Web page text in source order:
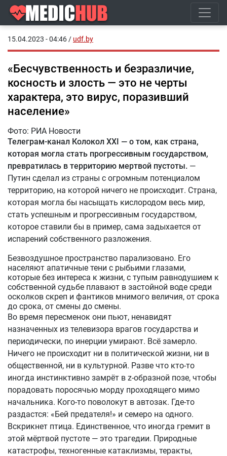
15.04.2023 - 04:46 / udf.by
«Бесчувственность и безразличие,
косность и злость — это не черты
характера, это вирус, поразивший
население»
Фото: РИА Новости
Телеграм-канал Колокол XXI — о том, как страна,
которая могла стать прогрессивным государством,
превратилась в территорию мертвой пустоты. —
Путин сделал из страны с огромным потенциалом
территорию, на которой ничего не происходит. Страна,
которая могла бы насыщать кислородом весь мир,
стать успешным и прогрессивным государством,
которое ставили бы в пример, сама задыхается от
испарений собственного разложения.
Безвоздушное пространство парализовано. Его
населяют апатичные тени с рыбьими глазами,
которые без интереса к жизни, с тупым равнодушием к
собственной судьбе плавают в застойной воде среди
осколков скреп и фантиков мнимого величия, от срока
до срока, от смены до смены.
Во время пересменок они пьют, ненавидят
назначенных из телевизора врагов государства и
периодически, по инерции умирают. Всё замерло.
Ничего не происходит ни в политической жизни, ни в
общественной, ни в культурной. Разве что кто-то
иногда инстинктивно замрёт в z-образной позе, чтобы
порадовать поросячью морду проходящего мимо
начальника. Кого-то поволокут в автозак. Где-то
раздастся: «Бей предателя!» и семеро на одного.
Вскрикнет птица. Единственное, что иногда гремит в
этой мёртвой пустоте — это трагедии. Природные
катастрофы, техногенные катаклизмы, теракты,